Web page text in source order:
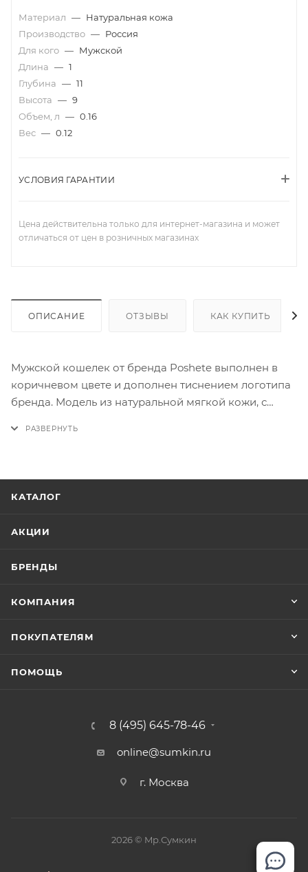
Материал — Натуральная кожа
Производство — Россия
Для кого — Мужской
Длина — 1
Глубина — 11
Высота — 9
Объем, л — 0.16
Вес — 0.12
УСЛОВИЯ ГАРАНТИИ
Цена действительна только для интернет-магазина и может
отличаться от цен в розничных магазинах
ОПИСАНИЕ ОТЗЫВЫ КАК КУПИТЬ
Мужской кошелек от бренда Poshete выполнен в
коричневом цвете и дополнен тиснением логотипа
бренда. Модель из натуральной мягкой кожи, с
КАТАЛОГ
АКЦИИ
БРЕНДЫ
КОМПАНИЯ
ПОКУПАТЕЛЯМ
ПОМОЩЬ
8 (495) 645-78-46
online@sumkin.ru
г. Москва
2026 © Mр.Сумкин